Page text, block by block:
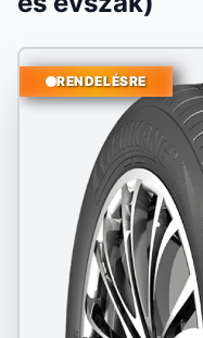
RENDELÉSRE